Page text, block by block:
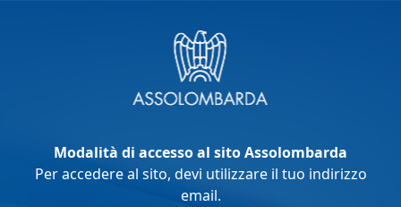
Modalità di accesso al sito Assolombarda
Per accedere al sito, devi utilizzare il tuo indirizzo
email.